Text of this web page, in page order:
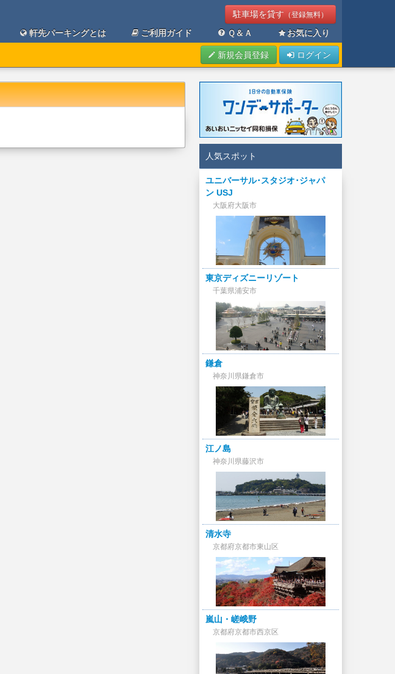
駐車場を貸す （登録無料）
軒先パーキングとは ご利用ガイド Ｑ＆Ａ お気に入り
新規会員登録 ログイン
人気スポット
ユニバーサル･スタジオ･ジャパ
ン USJ
大阪府大阪市
東京ディズニーリゾート
千葉県浦安市
鎌倉
神奈川県鎌倉市
江ノ島
神奈川県藤沢市
清水寺
京都府京都市東山区
嵐山・嵯峨野
京都府京都市西京区